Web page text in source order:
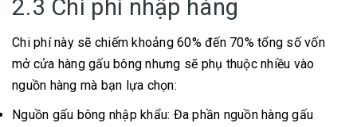
2.3 Chi phí nhập hàng
Chi phí này sẽ chiếm khoảng 60% đến 70% tổng số vốn
mở cửa hàng gấu bông nhưng sẽ phụ thuộc nhiều vào
nguồn hàng mà bạn lựa chọn:
Nguồn gấu bông nhập khẩu: Đa phần nguồn hàng gấu